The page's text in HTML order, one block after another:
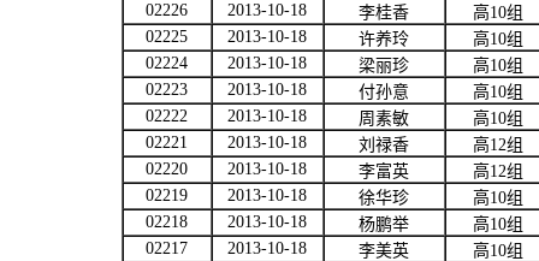
02226
2013-10-18 李桂香 高10组
02225
2013-10-18 许养玲 高10组
02224
2013-10-18 梁丽珍 高10组
02223
2013-10-18 付孙意 高10组
02222
2013-10-18 周素敏 高10组
02221
2013-10-18 刘禄香 高12组
02220
2013-10-18 李富英 高12组
02219
2013-10-18 徐华珍 高10组
02218
2013-10-18 杨鹏举 高10组
02217
2013-10-18 李美英 高10组